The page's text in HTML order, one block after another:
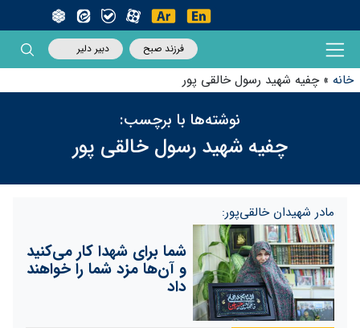
فرزند صبح دبیر دلیر
خانه »چفیه شهید رسول خالقی پور
نوشته‌ها با برچسب:
چفیه شهید رسول خالقی پور
مادر شهیدان خالقی‌پور:
شما برای شهدا کار می‌کنید
و آن‌ها مزد شما را خواهند
‌داد